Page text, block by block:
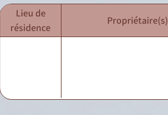
Lieu de
résidence
Propriétaire(s)